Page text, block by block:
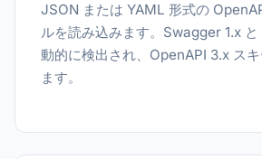
JSON または YAML 形式の
ルを読み込みます。Swagger 1.x
動的に検出され、OpenAPI 3.x ス
ます。